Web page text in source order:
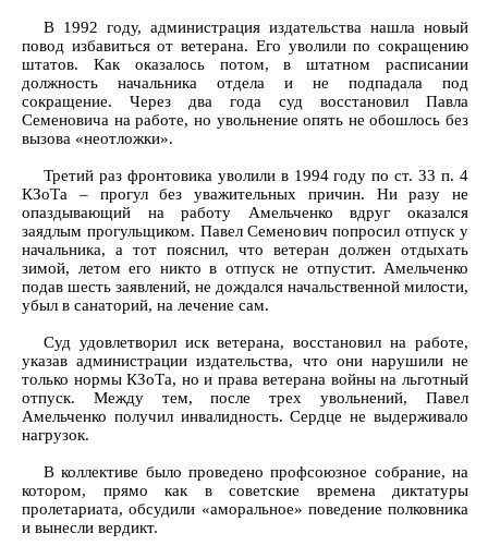
В 1992 году, администрация издательства нашла новый
повод избавиться от ветерана. Его уволили по сокращению
штатов. Как оказалось потом, в штатном расписании
должность начальника отдела и не подпадала под
сокращение. Через два года суд восстановил Павла
Семеновича на работе, но увольнение опять не обошлось без
вызова «неотложки».
Третий раз фронтовика уволили в 1994 году по ст. 33 п. 4
КЗоТа – прогул без уважительных причин. Ни разу не
опаздывающий на работу Амельченко вдруг оказался
заядлым прогульщиком. Павел Семенович попросил отпуск у
начальника, а тот пояснил, что ветеран должен отдыхать
зимой, летом его никто в отпуск не отпустит. Амельченко
подав шесть заявлений, не дождался начальственной милости,
убыл в санаторий, на лечение сам.
Суд удовлетворил иск ветерана, восстановил на работе,
указав администрации издательства, что они нарушили не
только нормы КЗоТа, но и права ветерана войны на льготный
отпуск. Между тем, после трех увольнений, Павел
Амельченко получил инвалидность. Сердце не выдерживало
нагрузок.
В коллективе было проведено профсоюзное собрание, на
котором, прямо как в советские времена диктатуры
пролетариата, обсудили «аморальное» поведение полковника
и вынесли вердикт.